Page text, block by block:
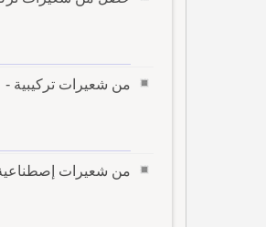
من شعيرات تركيبية -
من شعيرات